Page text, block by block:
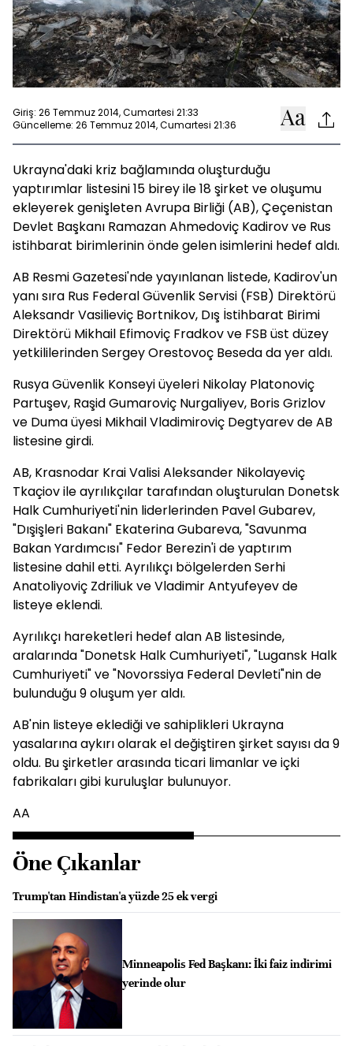
Giriş: 26 Temmuz 2014, Cumartesi 21:33
Güncelleme: 26 Temmuz 2014, Cumartesi 21:36
Ukrayna'daki kriz bağlamında oluşturduğu
yaptırımlar listesini 15 birey ile 18 şirket ve oluşumu
ekleyerek genişleten Avrupa Birliği (AB), Çeçenistan
Devlet Başkanı Ramazan Ahmedoviç Kadirov ve Rus
istihbarat birimlerinin önde gelen isimlerini hedef aldı.
AB Resmi Gazetesi'nde yayınlanan listede, Kadirov'un
yanı sıra Rus Federal Güvenlik Servisi (FSB) Direktörü
Aleksandr Vasilieviç Bortnikov, Dış İstihbarat Birimi
Direktörü Mikhail Efimoviç Fradkov ve FSB üst düzey
yetkililerinden Sergey Orestovoç Beseda da yer aldı.
Rusya Güvenlik Konseyi üyeleri Nikolay Platonoviç
Partuşev, Raşid Gumaroviç Nurgaliyev, Boris Grizlov
ve Duma üyesi Mikhail Vladimiroviç Degtyarev de AB
listesine girdi.
AB, Krasnodar Krai Valisi Aleksander Nikolayeviç
Tkaçiov ile ayrılıkçılar tarafından oluşturulan Donetsk
Halk Cumhuriyeti'nin liderlerinden Pavel Gubarev,
"Dışişleri Bakanı" Ekaterina Gubareva, "Savunma
Bakan Yardımcısı" Fedor Berezin'i de yaptırım
listesine dahil etti. Ayrılıkçı bölgelerden Serhi
Anatoliyoviç Zdriliuk ve Vladimir Antyufeyev de
listeye eklendi.
Ayrılıkçı hareketleri hedef alan AB listesinde,
aralarında "Donetsk Halk Cumhuriyeti", "Lugansk Halk
Cumhuriyeti" ve "Novorssiya Federal Devleti"nin de
bulunduğu 9 oluşum yer aldı.
AB'nin listeye eklediği ve sahiplikleri Ukrayna
yasalarına aykırı olarak el değiştiren şirket sayısı da 9
oldu. Bu şirketler arasında ticari limanlar ve içki
fabrikaları gibi kuruluşlar bulunuyor.
AA
Öne Çıkanlar
Trump'tan Hindistan'a yüzde 25 ek vergi
Minneapolis Fed Başkanı: İki faiz indirimi
yerinde olur